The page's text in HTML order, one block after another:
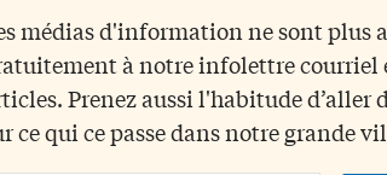
de 37 lits. Des
d’heures de bénévolat
Roy a jeté les bases de la
du Pavillon Omer
sous la Loi sur les
en français de l’Ontario.
25 salles
un autre,
Le
Doug Ford
un «Plan
médias d'information ne sont plus
à notre infolettre courriel
Prenez aussi l'habitude
ce qui ce passe dans notre grande